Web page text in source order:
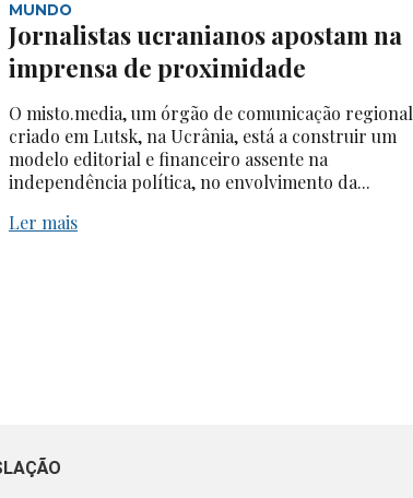
MUNDO
Jornalistas ucranianos apostam na
imprensa de proximidade
O misto.media, um órgão de comunicação regional
criado em Lutsk, na Ucrânia, está a construir um
modelo editorial e financeiro assente na
independência política, no envolvimento da...
Ler mais